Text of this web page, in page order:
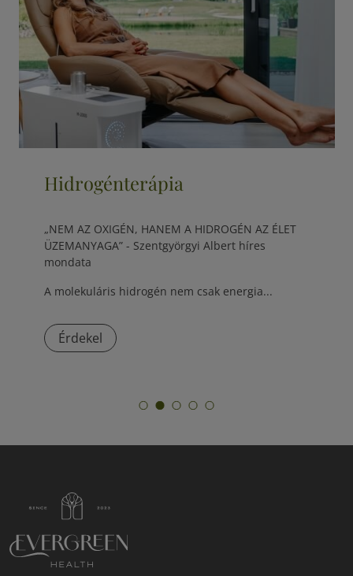
Hidrogénterápia
„NEM AZ OXIGÉN, HANEM A HIDROGÉN AZ ÉLET
ÜZEMANYAGA” - Szentgyörgyi Albert híres
mondata
A molekuláris hidrogén nem csak energia...
Érdekel